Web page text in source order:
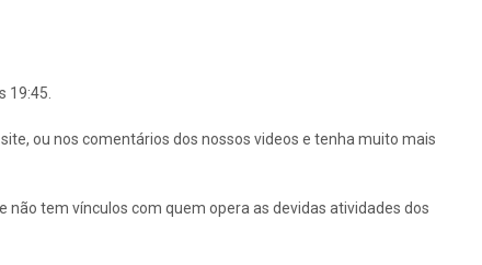
19:45.
ou nos comentários dos nossos videos e tenha muito mais
não tem vínculos com quem opera as devidas atividades dos